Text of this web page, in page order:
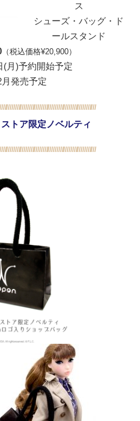
ス
シューズ・バッグ・ド
ールスタンド
（税込価格¥20,900）
(月)予約開始予定
月発売予定
トア限定ノベルティ